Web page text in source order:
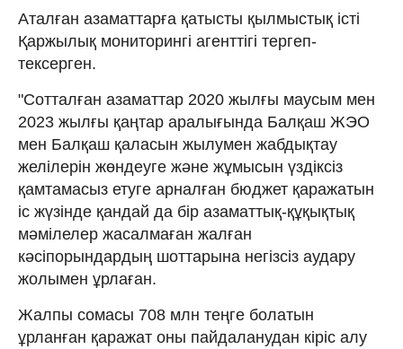
Аталған азаматтарға қатысты қылмыстық істі
Қаржылық мониторингі агенттігі тергеп-
тексерген.
"Сотталған азаматтар 2020 жылғы маусым мен
2023 жылғы қаңтар аралығында Балқаш ЖЭО
мен Балқаш қаласын жылумен жабдықтау
желілерін жөндеуге және жұмысын үздіксіз
қамтамасыз етуге арналған бюджет қаражатын
іс жүзінде қандай да бір азаматтық-құқықтық
мәмілелер жасалмаған жалған
кәсіпорындардың шоттарына негізсіз аудару
жолымен ұрлаған.
Жалпы сомасы 708 млн теңге болатын
ұрланған қаражат оны пайдаланудан кіріс алу